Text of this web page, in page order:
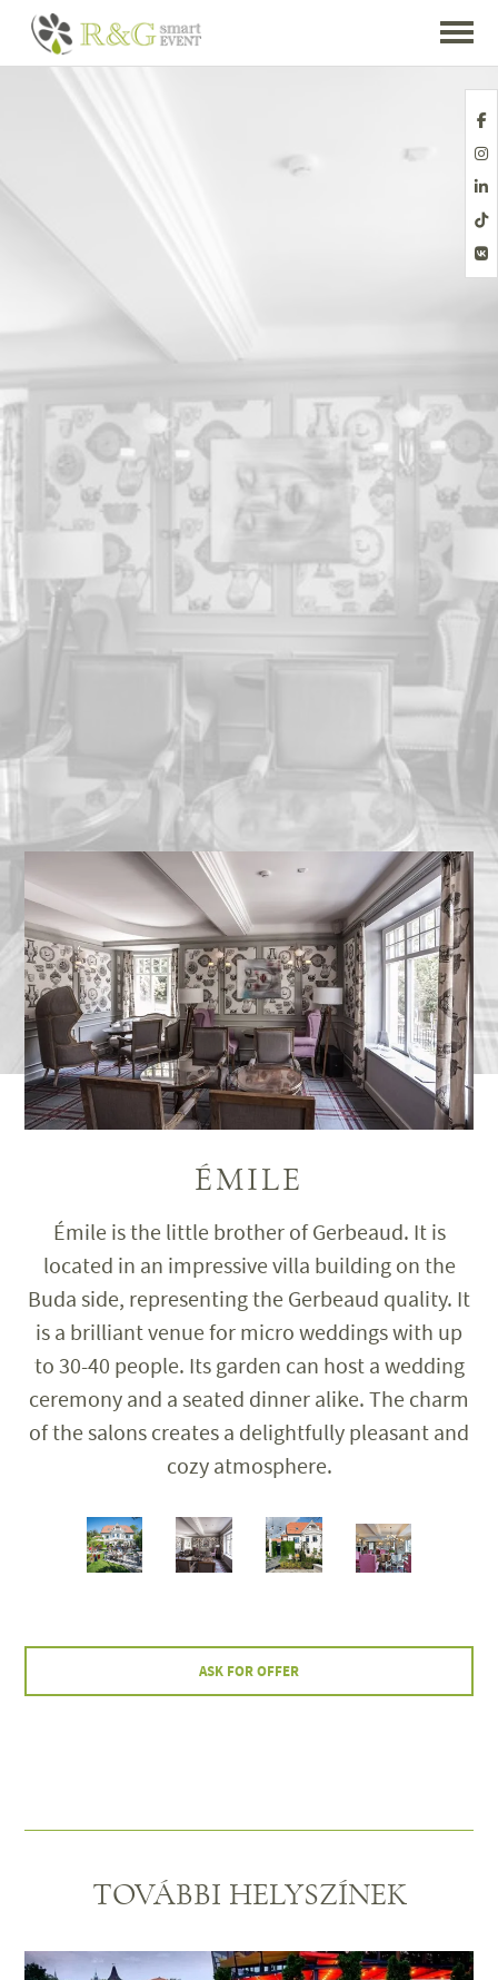
ÉMILE
Émile is the little brother of Gerbeaud. It is
located in an impressive villa building on the
Buda side, representing the Gerbeaud quality. It
is a brilliant venue for micro weddings with up
to 30-40 people. Its garden can host a wedding
ceremony and a seated dinner alike. The charm
of the salons creates a delightfully pleasant and
cozy atmosphere.
ASK FOR OFFER
TOVÁBBI HELYSZÍNEK